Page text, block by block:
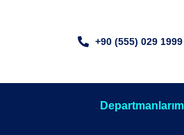
+90 (555) 029 1999